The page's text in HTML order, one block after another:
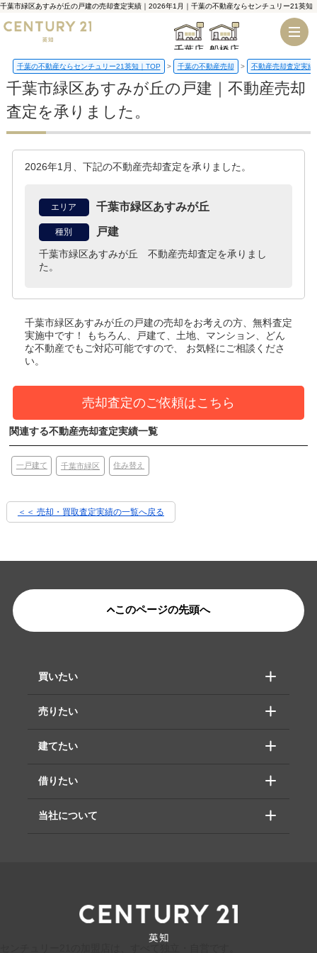
千葉市緑区あすみが丘の戸建の売却査定実績｜2026年1月｜千葉の不動産ならセンチュリー21英知
千葉店 船橋店
千葉の不動産ならセンチュリー21英知｜TOP 千葉の不動産売却 不動産売却査定実績
千葉市緑区あすみが丘の戸建｜不動産売却
査定を承りました。
2026年1月、下記の不動産売却査定を承りました。
エリア 千葉市緑区あすみが丘
種別 戸建
千葉市緑区あすみが丘 不動産売却査定を承りまし
た。
千葉市緑区あすみが丘の戸建の売却をお考えの方、無料査定
実施中です！
もちろん、戸建て、土地、マンション、どん
な不動産でもご対応可能ですので、 お気軽にご相談くださ
い。
売却査定のご依頼はこちら
関連する不動産売却査定実績一覧
一戸建て 千葉市緑区 住み替え
＜＜ 売却・買取査定実績の一覧へ戻る
このページの先頭へ
買いたい
売りたい
建てたい
借りたい
当社について